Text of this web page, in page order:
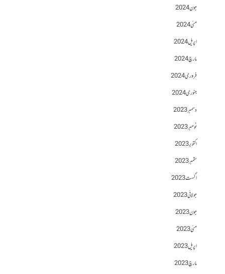
جون 2024
مئی 2024
اپریل 2024
مارچ 2024
فروری 2024
جنوری 2024
دسمبر 2023
نومبر 2023
اکتوبر 2023
ستمبر 2023
اگست 2023
جولائی 2023
جون 2023
مئی 2023
اپریل 2023
مارچ 2023